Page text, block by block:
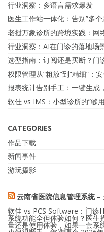
行业洞察：多语言需求爆发
医生工作站一体化：告别”多
老挝万象诊所的跨境实践：网
行业洞察：AI在门诊的落地场
选型指南：订阅还是买断？门
权限管理从”粗放”到”精细”：
报表统计告别手工：一键生成
软佳 vs IMS：小型诊所的”够
CATEGORIES
作品下载
新闻事件
游玩摄影
云南省医院信息管理系统 –
软佳 vs PCS Software：门诊
系统功能全但体验如何？医生
量还是使用体验，如果一套系